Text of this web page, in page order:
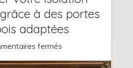
à des portes
adaptées
ferméssur
Optimiser